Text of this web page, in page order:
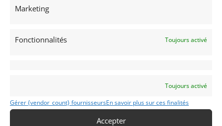
Marketing
Fonctionnalités Toujours activé
Toujours activé
Gérer {vendor_count} fournisseursEn savoir plus sur ces finalités
Accepter
Italiennes